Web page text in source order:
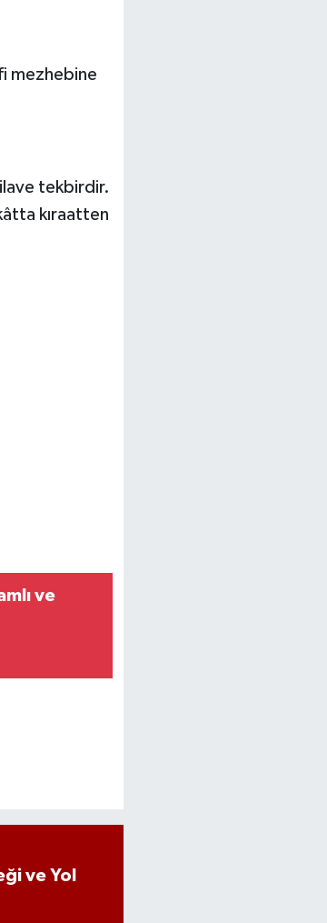
mezhebine
ilave tekbirdir.
kıraatten
ve
ve Yol